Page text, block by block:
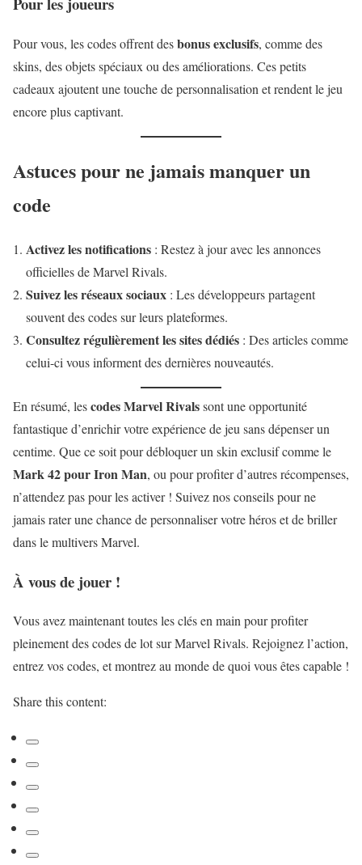
Pour vous, les codes offrent desbonus exclusifs, comme des
skins, des objets spéciaux ou des améliorations. Ces petits
cadeaux ajoutent une touche de personnalisation et rendent le jeu
encore plus captivant.
Astuces pour ne jamais manquer un
code
Activez les notifications : Restez à jour avec les annonces
officielles de Marvel Rivals.
Suivez les réseaux sociaux : Les développeurs partagent
souvent des codes sur leurs plateformes.
Consultez régulièrement les sites dédiés : Des articles comme
celui-ci vous informent des dernières nouveautés.
En résumé, lescodes Marvel Rivalssont une opportunité
fantastique d’enrichir votre expérience de jeu sans dépenser un
centime. Que ce soit pour débloquer un skin exclusif comme le
Mark 42 pour Iron Man, ou pour profiter d’autres récompenses,
n’attendez pas pour les activer ! Suivez nos conseils pour ne
jamais rater une chance de personnaliser votre héros et de briller
dans le multivers Marvel.
À vous de jouer !
Vous avez maintenant toutes les clés en main pour profiter
pleinement des codes de lot sur Marvel Rivals. Rejoignez l’action,
entrez vos codes, et montrez au monde de quoi vous êtes capable !
Share this content: